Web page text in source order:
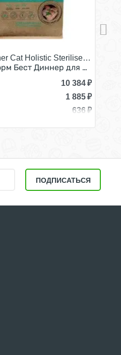
10 кг
& Rosemary/
Гипоаллергенный
Cat Holistic Sterilised Adult
Бест Диннер для
10 384₽
1 885₽
636 ₽
ПОДПИСАТЬСЯ